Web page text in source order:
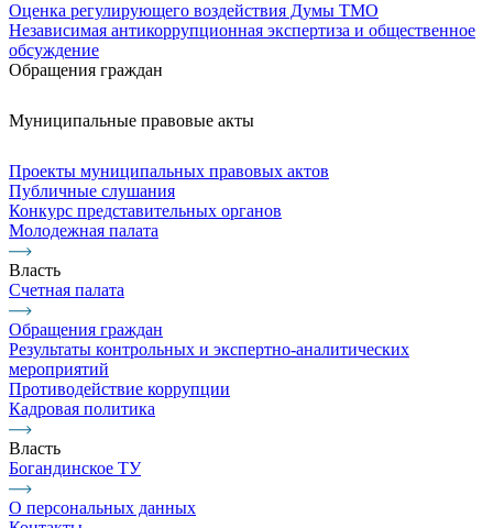
Оценка регулирующего воздействия Думы ТМО
Независимая антикоррупционная экспертиза и общественное
обсуждение
Обращения граждан
Муниципальные правовые акты
Проекты муниципальных правовых актов
Публичные слушания
Конкурс представительных органов
Молодежная палата
Власть
Счетная палата
Обращения граждан
Результаты контрольных и экспертно-аналитических
мероприятий
Противодействие коррупции
Кадровая политика
Власть
Богандинское ТУ
О персональных данных